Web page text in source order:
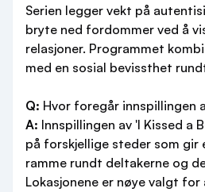
Serien legger vekt på
bryte ned fordommer ved å
relasjoner. Programmet
med en sosial bevissthet
Q: Hvor foregår innspillingen
A: Innspillingen av 'I Kissed a
på forskjellige steder som gir
ramme rundt deltakerne og
Lokasjonene er nøye valgt for